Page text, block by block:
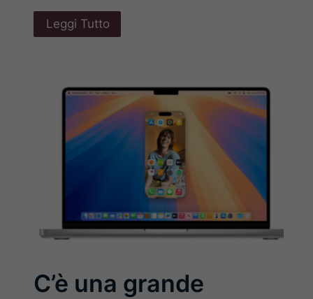
Leggi Tutto
C’è una grande